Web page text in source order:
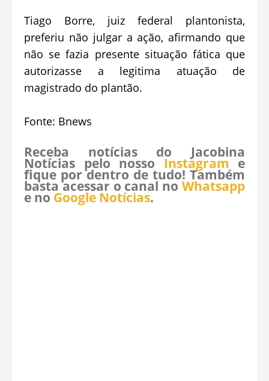
Tiago Borre, juiz federal plantonista,
preferiu não julgar a ação, afirmando que
não se fazia presente situação fática que
autorizasse a legitima atuação de
magistrado do plantão.
Fonte: Bnews
Receba notícias do Jacobina
Notícias pelo nosso Instagram e
fique por dentro de tudo! Também
basta acessar o canal no Whatsapp
e no Google Notícias.